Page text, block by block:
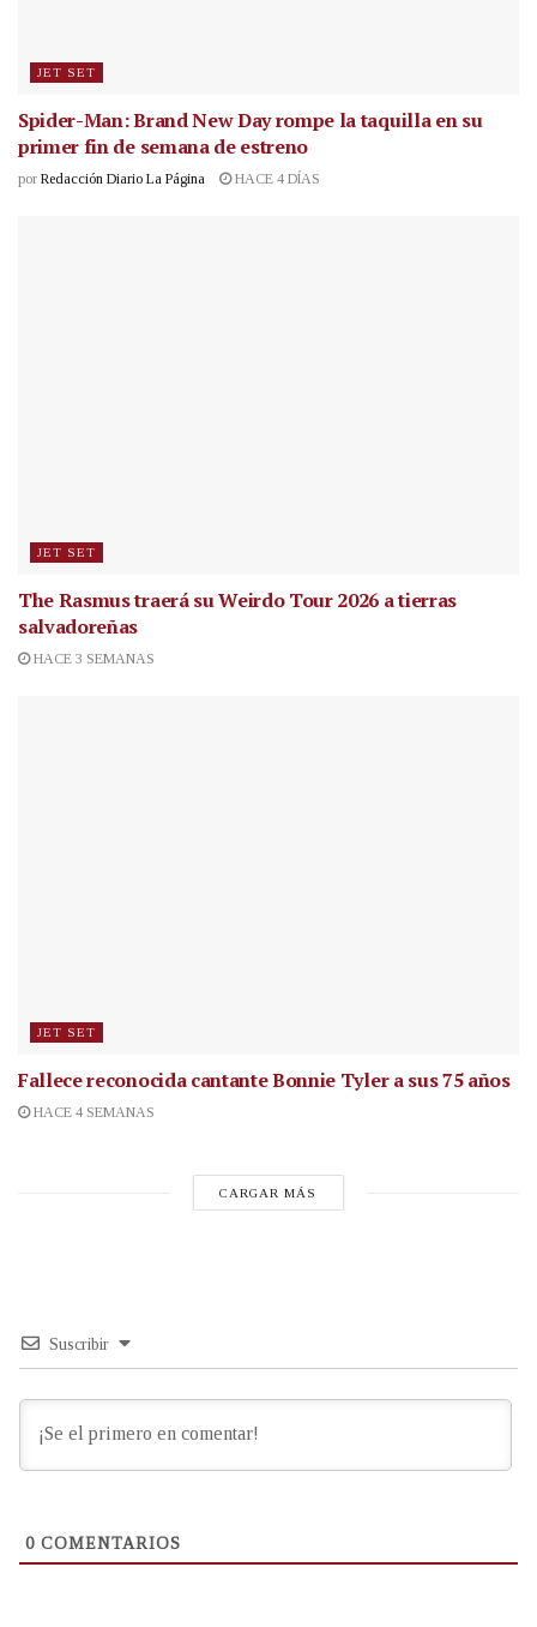
JET SET
Spider-Man: Brand New Day rompe la taquilla en su
primer fin de semana de estreno
por Redacción Diario La Página HACE 4 DÍAS
JET SET
The Rasmus traerá su Weirdo Tour 2026 a tierras
salvadoreñas
HACE 3 SEMANAS
JET SET
Fallece reconocida cantanteBonnie Tyler a sus 75 años
HACE 4 SEMANAS
CARGAR MÁS
Suscribir
0 COMENTARIOS